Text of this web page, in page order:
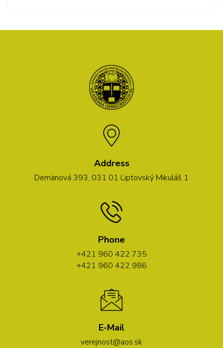
Address
Demänová 393, 031 01 Liptovský Mikuláš 1
Phone
+421 960 422 735
+421 960 422 986
E-Mail
verejnost@aos.sk